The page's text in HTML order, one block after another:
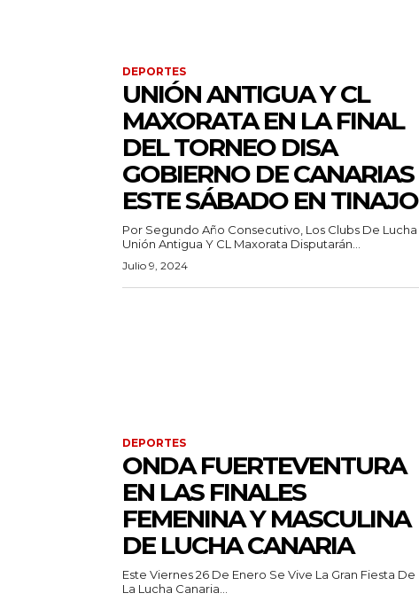
DEPORTES
UNIÓN ANTIGUA Y CL
MAXORATA EN LA FINAL
DEL TORNEO DISA
GOBIERNO DE CANARIAS
ESTE SÁBADO EN TINAJO
Por Segundo Año Consecutivo, Los Clubs De Lucha
Unión Antigua Y CL Maxorata Disputarán...
Julio 9, 2024
DEPORTES
ONDA FUERTEVENTURA
EN LAS FINALES
FEMENINA Y MASCULINA
DE LUCHA CANARIA
Este Viernes 26 De Enero Se Vive La Gran Fiesta De
La Lucha Canaria...